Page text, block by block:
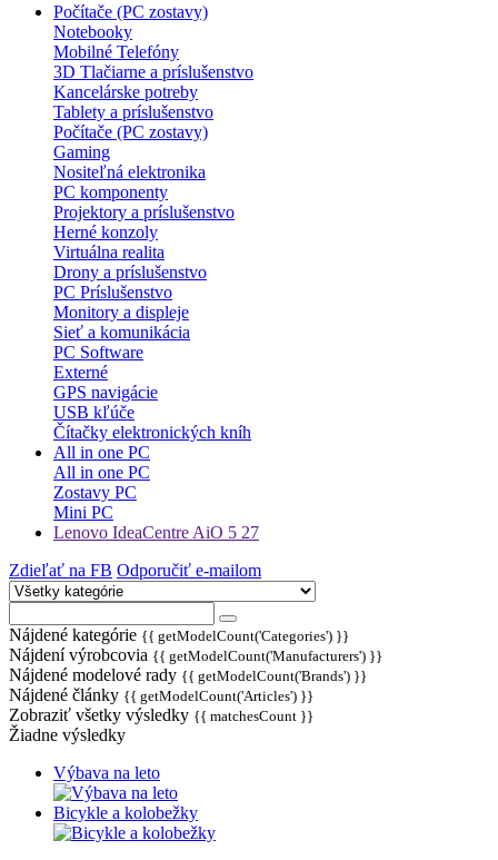
Počítače (PC zostavy)
Notebooky
Mobilné Telefóny
3D Tlačiarne a príslušenstvo
Kancelárske potreby
Tablety a príslušenstvo
Počítače (PC zostavy)
Gaming
Nositeľná elektronika
PC komponenty
Projektory a príslušenstvo
Herné konzoly
Virtuálna realita
Drony a príslušenstvo
PC Príslušenstvo
Monitory a displeje
Sieť a komunikácia
PC Software
Externé
GPS navigácie
USB kľúče
Čítačky elektronických kníh
All in one PC
All in one PC
Zostavy PC
Mini PC
Lenovo IdeaCentre AiO 5 27
Zdieľať na FB Odporučiť e-mailom
Nájdené kategórie {{ getModelCount('Categories') }}
Nájdení výrobcovia {{ getModelCount('Manufacturers') }}
Nájdené modelové rady {{ getModelCount('Brands') }}
Nájdené články {{ getModelCount('Articles') }}
Zobraziť všetky výsledky {{ matchesCount }}
Žiadne výsledky
Výbava na leto
Bicykle a kolobežky